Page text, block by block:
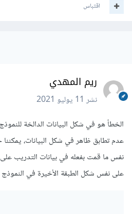
اقتباس
ريم المهدي
نشر11 يوليو 2021
الخطأ هو في شكل البيانات الدالخة
عدم تطابق ظاهر في شكل البيانات،
نفس ما قمت بفعله في بيانات التدريب على
على نفس شكل الطبقة الأخيرة في النموذج model.add(Dense(2)):